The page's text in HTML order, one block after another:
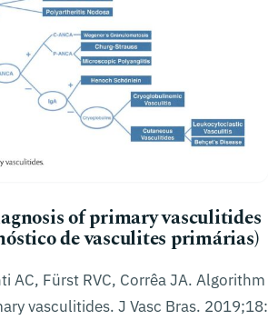
of primary vasculitides
de vasculites primárias)
AC, Fürst RVC, Corrêa JA. Algorithm
vasculitides. J Vasc Bras. 2019;18: